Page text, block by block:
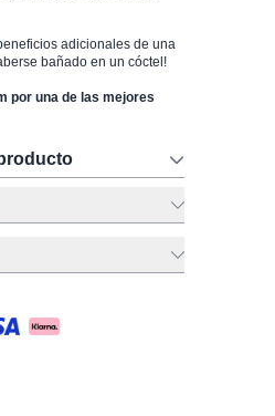
adicionales de una
bañado en un cóctel!
por una de las mejores